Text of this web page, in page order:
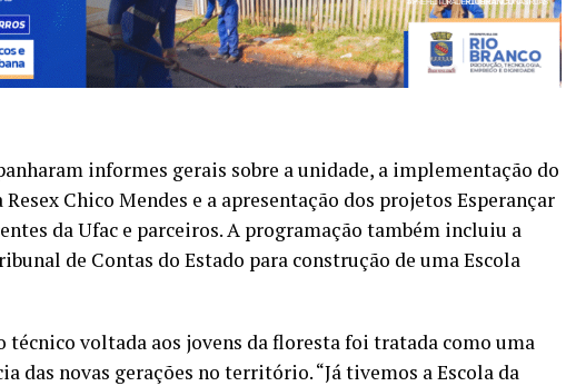
informes gerais sobre a unidade, a implementação do
Chico Mendes e a apresentação dos projetos Esperançar
da Ufac e parceiros. A programação também incluiu a
de Contas do Estado para construção de uma Escola
voltada aos jovens da floresta foi tratada como uma
das novas gerações no território. “Já tivemos a Escola da